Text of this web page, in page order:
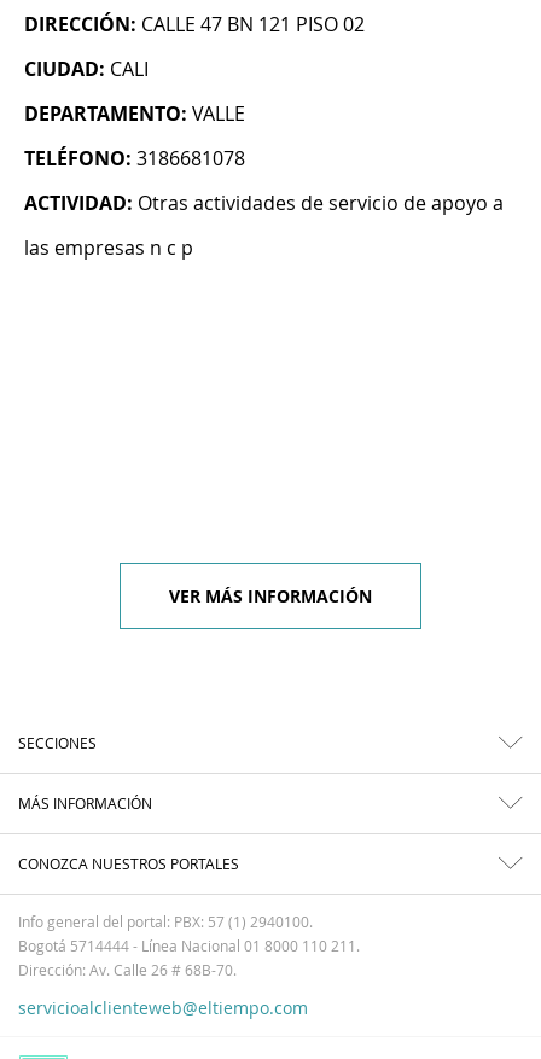
DIRECCIÓN: CALLE 47 BN 121 PISO 02
CIUDAD: CALI
DEPARTAMENTO: VALLE
TELÉFONO: 3186681078
ACTIVIDAD: Otras actividades de servicio de apoyo a
las empresas n c p
VER MÁS INFORMACIÓN
SECCIONES
MÁS INFORMACIÓN
CONOZCA NUESTROS PORTALES
Info general del portal: PBX: 57 (1) 2940100.
Bogotá 5714444 - Línea Nacional 01 8000 110 211.
Dirección: Av. Calle 26 # 68B-70.
servicioalclienteweb@eltiempo.com